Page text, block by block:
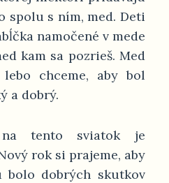
spolu s ním, med. Deti
namočené v mede
kam sa pozrieš. Med
chceme, aby bol
a dobrý.
na tento sviatok je
rok si prajeme, aby
bolo dobrých skutkov